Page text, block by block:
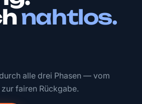
nahtlos.
alle drei Phasen — vom
fairen Rückgabe.